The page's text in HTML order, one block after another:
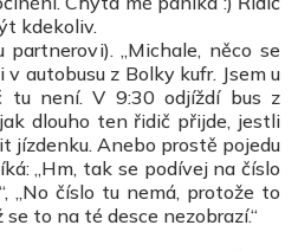
kdekoliv.
partnerovi). „Michale, něco se
autobusu z Bolky kufr. Jsem u
tu není. V 9:30 odjíždí bus z
dlouho ten řidič přijde, jestli
jízdenku. Anebo prostě pojedu
„Hm, tak se podívej na číslo
„No číslo tu nemá, protože to
to na té desce nezobrazí.“